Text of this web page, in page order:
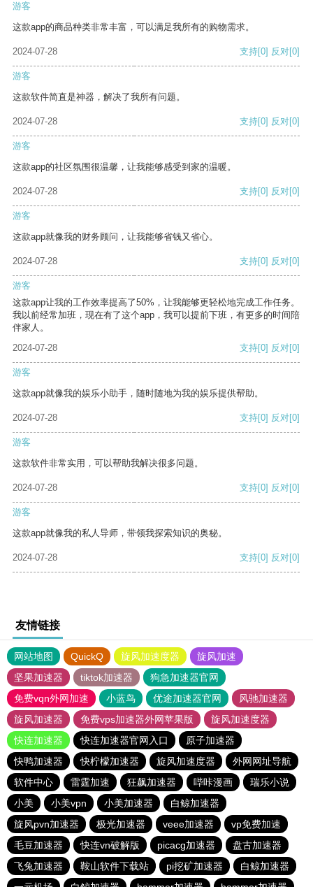
游客
这款app的商品种类非常丰富，可以满足我所有的购物需求。
2024-07-28 支持[0] 反对[0]
游客
这款软件简直是神器，解决了我所有问题。
2024-07-28 支持[0] 反对[0]
游客
这款app的社区氛围很温馨，让我能够感受到家的温暖。
2024-07-28 支持[0] 反对[0]
游客
这款app就像我的财务顾问，让我能够省钱又省心。
2024-07-28 支持[0] 反对[0]
游客
这款app让我的工作效率提高了50%，让我能够更轻松地完成工作任务。
我以前经常加班，现在有了这个app，我可以提前下班，有更多的时间陪
伴家人。
2024-07-28
支持[0] 反对[0]
游客
这款app就像我的娱乐小助手，随时随地为我的娱乐提供帮助。
2024-07-28 支持[0] 反对[0]
游客
这款软件非常实用，可以帮助我解决很多问题。
2024-07-28 支持[0] 反对[0]
游客
这款app就像我的私人导师，带领我探索知识的奥秘。
2024-07-28 支持[0] 反对[0]
友情链接
网站地图 QuickQ 旋风加速度器
旋风加速
坚果加速器
tiktok加速器
狗急加速器官网
免费vqn外网加速
小蓝鸟 优途加速器官网
风驰加速器
旋风加速器
免费vps加速器外网苹果版
旋风加速度器
快连加速器
快连加速器官网入口
原子加速器
快鸭加速器
快柠檬加速器 旋风加速度器
外网网址导航
软件中心
雷霆加速 狂飙加速器 哔咔漫画
瑞乐小说
小美
小美vpn 小美加速器
白鲸加速器
旋风pvn加速器
极光加速器 veee加速器
vp免费加速
毛豆加速器
快连vn破解版 picacg加速器
盘古加速器
飞兔加速器
鞍山软件下载站 pi挖矿加速器
白鲸加速器